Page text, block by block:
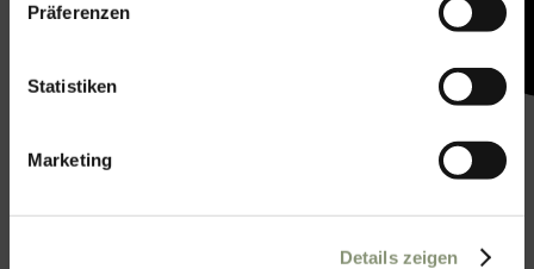
Präferenzen
Statistiken
Marketing
Details zeigen